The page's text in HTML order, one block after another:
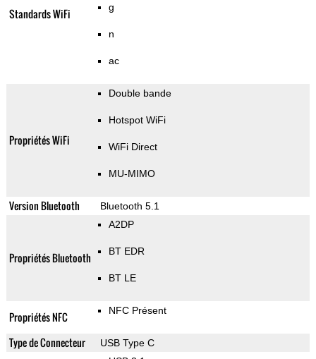
Standards WiFi g
n
ac
Propriétés WiFi
Double bande
Hotspot WiFi
WiFi Direct
MU-MIMO
Version Bluetooth Bluetooth 5.1
Propriétés Bluetooth
A2DP
BT EDR
BT LE
Propriétés NFC NFC Présent
Type de Connecteur
USB Type C